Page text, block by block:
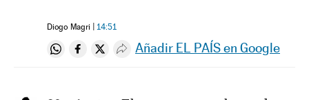
Diogo Magri 14:51
Compartir en Whatsapp
Compartir en Facebook
Compartir en Twitter
Desplegar Redes Sociales
Añadir EL PAÍS en Google